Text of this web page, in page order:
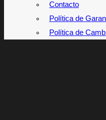
Contacto
Política de
Política de